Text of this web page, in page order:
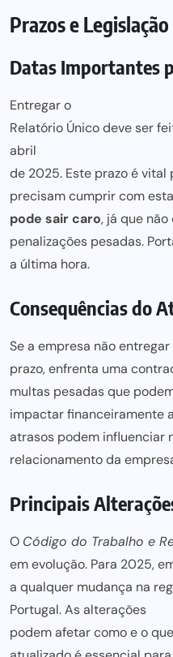
Prazos e
Datas Importantes
Entregar o
Relatório Único deve ser
abril
de 2025. Este prazo é vital
precisam cumprir com
pode sair caro, já que não
penalizações pesadas.
a última hora.
Consequências do
Se a empresa não
prazo, enfrenta uma
multas pesadas que
impactar financeiramente
atrasos podem influenciar
relacionamento da
Principais
O Código do Trabalho e
em evolução. Para 2025,
a qualquer mudança na
Portugal. As alterações
podem afetar como e o